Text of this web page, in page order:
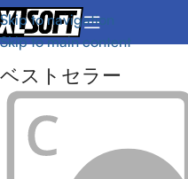
Skip to navigation
Skip to main content
ベストセラー